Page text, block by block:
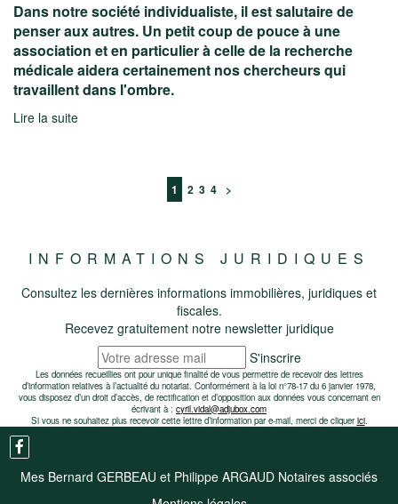
Dans notre société individualiste, il est salutaire de
penser aux autres. Un petit coup de pouce à une
association et en particulier à celle de la recherche
médicale aidera certainement nos chercheurs qui
travaillent dans l'ombre.
Lire la suite
1 2 3 4 >
INFORMATIONS JURIDIQUES
Consultez les dernières informations immobilières, juridiques et
fiscales.
Recevez gratuitement notre newsletter juridique
S'inscrire
Les données recueillies ont pour unique finalité de vous permettre de recevoir des lettres
d’information relatives à l’actualité du notariat. Conformément à la loi n°78-17 du 6 janvier 1978,
vous disposez d’un droit d’accès, de rectification et d’opposition aux données vous concernant en
écrivant à : cyril.vidal@adjubox.com
Si vous ne souhaitez plus recevoir cette lettre d’information par e-mail, merci de cliquerici.
Mes Bernard GERBEAU et Philippe ARGAUD Notaires associés